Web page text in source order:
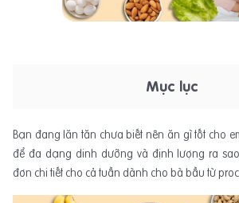
Mục lục
Bạn đang lăn tăn chưa biết nên ăn gì tốt cho
để đa dạng dinh dưỡng và định lượng ra
đơn chi tiết cho cả tuần dành cho bà bầu từ